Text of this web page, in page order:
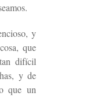
y
que
difícil
y de
que un